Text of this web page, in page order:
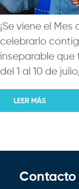
¡Se viene el
celebrarlo
inseparable que
del 1 al 10 de
LEER MÁS
Contacto